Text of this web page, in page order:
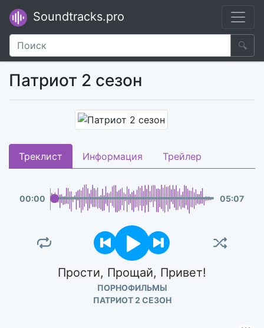
Soundtracks.pro
🔍
Патриот 2 сезон
Треклист Информация Трейлер
00:00 05:07
Прости, Прощай, Привет!
ПОРНОФИЛЬМЫ
ПАТРИОТ 2 СЕЗОН